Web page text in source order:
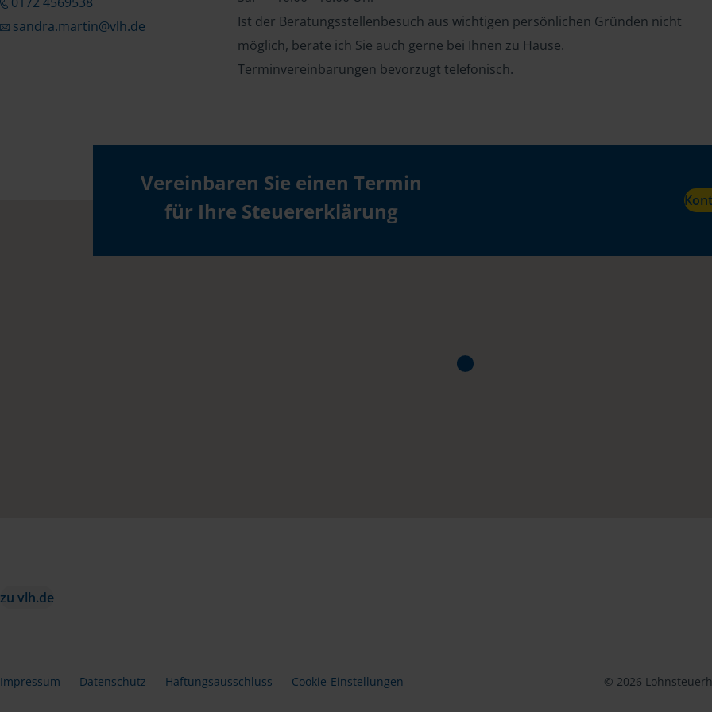
sandra.martin@vlh.de
Ist der Beratungsstellenbesuch aus wichtigen persönlichen Gründen nicht
möglich, berate ich Sie auch gerne bei Ihnen zu Hause.
Terminvereinbarungen bevorzugt telefonisch.
Vereinbaren Sie einen Termin
für Ihre Steuererklärung
zu vlh.de
Impressum Datenschutz Haftungsausschluss Cookie-Einstellungen © 2026